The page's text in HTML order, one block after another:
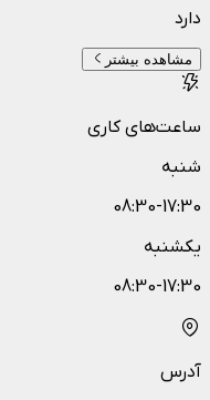
دارد
مشاهده بیشتر
ساعت‌های کاری
شنبه
08:30-17:30
یکشنبه
08:30-17:30
آدرس